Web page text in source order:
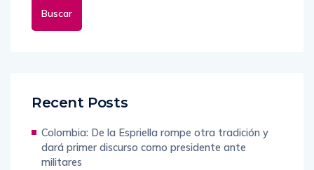
Buscar
Recent Posts
Colombia: De la Espriella rompe otra tradición y
dará primer discurso como presidente ante
militares